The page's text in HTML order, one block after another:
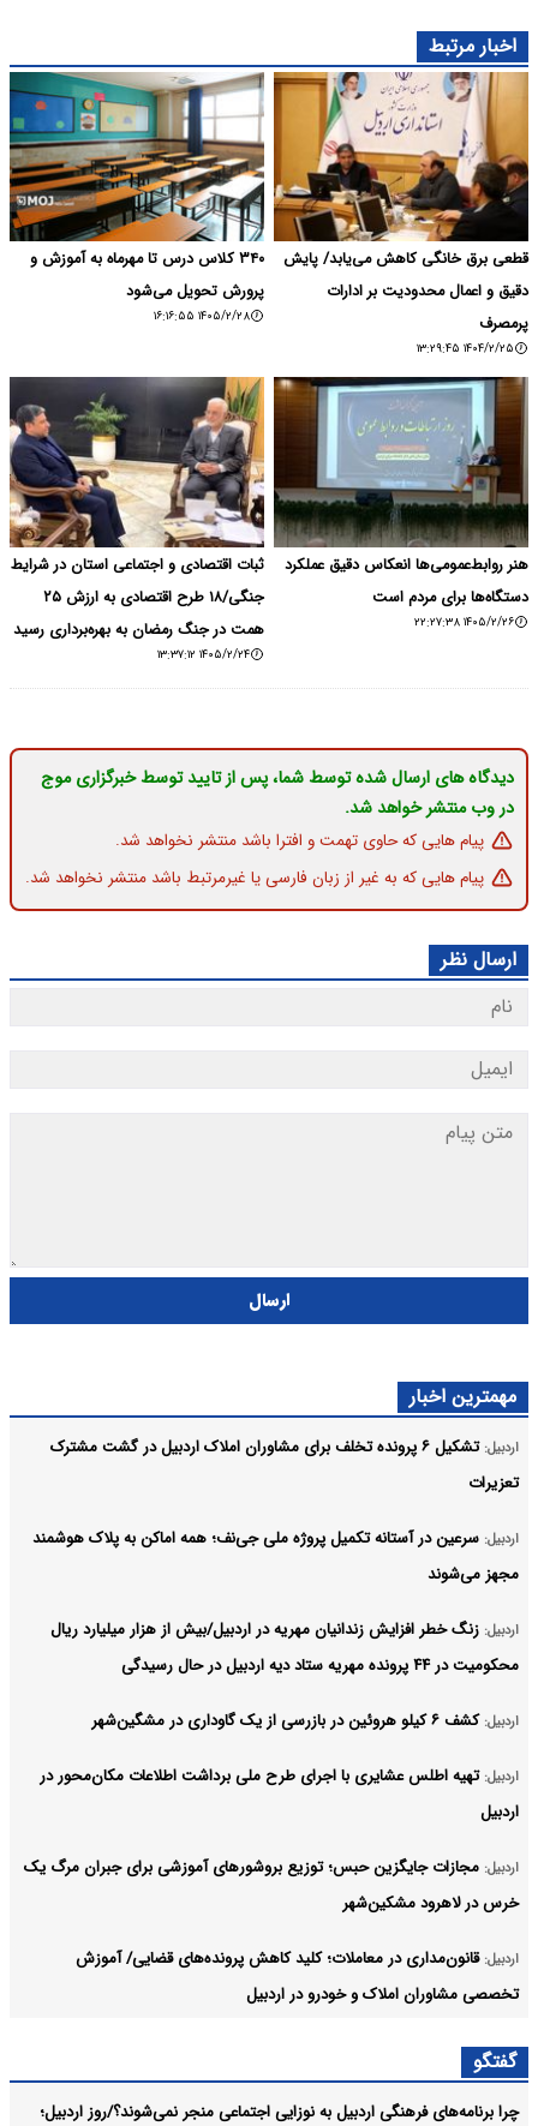
اخبار مرتبط
قطعی برق خانگی کاهش می‌یابد/ پایش
دقیق و اعمال محدودیت بر ادارات
پرمصرف
۱۴۰۴/۲/۲۵ ۱۳:۲۹:۴۵
۳۴۰ کلاس درس تا مهرماه به آموزش و
پرورش تحویل می‌شود
۱۴۰۵/۲/۲۸ ۱۶:۱۶:۵۵
هنر روابط‌عمومی‌ها انعکاس دقیق عملکرد
دستگاه‌ها برای مردم است
۱۴۰۵/۲/۲۶ ۲۲:۲۷:۳۸
ثبات اقتصادی و اجتماعی استان در شرایط
جنگی/۱۸ طرح اقتصادی به ارزش ۲۵
همت در جنگ رمضان به بهره‌برداری رسید
۱۴۰۵/۲/۲۴ ۱۳:۳۷:۱۲
دیدگاه های ارسال شده توسط شما، پس از تایید توسط خبرگزاری موج
در وب منتشر خواهد شد.
پیام هایی که حاوی تهمت و افترا باشد منتشر نخواهد شد.
پیام هایی که به غیر از زبان فارسی یا غیرمرتبط باشد منتشر نخواهد شد.
ارسال نظر
ارسال
مهمترین اخبار
اردبیل:
تشکیل ۶ پرونده تخلف برای مشاوران املاک اردبیل در گشت مشترک
تعزیرات
اردبیل: سرعین در آستانه تکمیل پروژه ملی جی‌نف؛ همه اماکن به پلاک هوشمند
مجهز می‌شوند
اردبیل: زنگ خطر افزایش زندانیان مهریه در اردبیل/بیش از هزار میلیارد ریال
محکومیت در ۴۴ پرونده مهریه ستاد دیه اردبیل در حال رسیدگی
اردبیل: کشف ۶ کیلو هروئین در بازرسی از یک گاوداری در مشگین‌شهر
اردبیل: تهیه اطلس عشایری با اجرای طرح ملی برداشت اطلاعات مکان‌محور در
اردبیل
اردبیل: مجازات جایگزین حبس؛ توزیع بروشورهای آموزشی برای جبران مرگ یک
خرس در لاهرود مشکین‌شهر
اردبیل: قانون‌مداری در معاملات؛ کلید کاهش پرونده‌های قضایی/ آموزش
تخصصی مشاوران املاک و خودرو در اردبیل
اردبیل: شهرداری پیش از صدور پایان کار بر مناسب‌سازی معابر برای توان‌یابان
نظارت کند
گفتگو
چرا برنامه‌های فرهنگی اردبیل به نوزایی اجتماعی منجر نمی‌شوند؟/روز اردبیل؛